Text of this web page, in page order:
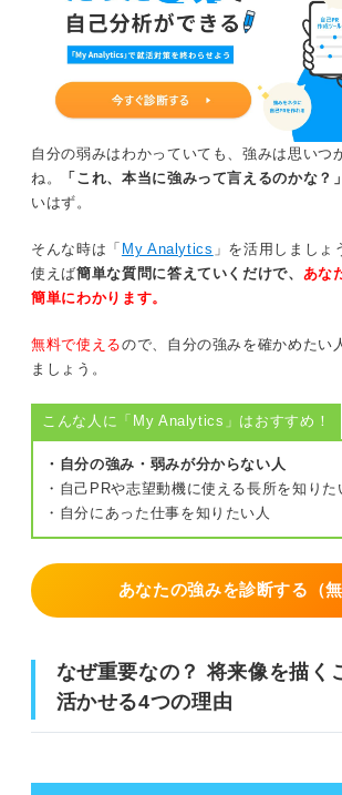
自分の弱みはわかっていても、強みは思いつ
ね。
「これ、本当に強みって言えるのかな？」
いはず。
そんな時は「 My Analytics 」を活用しましょ
使えば簡単な質問に答えていくだけで、 あな
簡単にわかります。
無料で使えるので、自分の強みを確かめたい
ましょう。
こんな人に「My Analytics」はおすすめ！
・自分の強み・弱みが分からない人
・自己PRや志望動機に使える長所を知りた
・自分にあった仕事を知りたい人
あなたの強みを診断する（無
なぜ重要なの？ 将来像を描く
活かせる4つの理由